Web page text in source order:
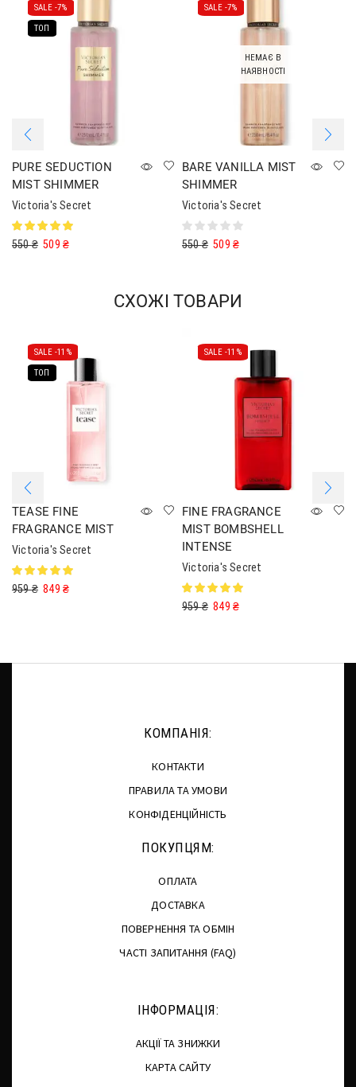
SALE -7%
ТОП
PURE SEDUCTION
MIST SHIMMER
Victoria's Secret
550₴ 509₴
SALE -7%
НЕМАЄ В
НАЯВНОСТІ
BARE VANILLA MIST
SHIMMER
Victoria's Secret
550₴ 509₴
СХОЖІ ТОВАРИ
SALE -11%
ТОП
TEASE FINE
FRAGRANCE MIST
Victoria's Secret
959₴ 849₴
SALE -11%
FINE FRAGRANCE
MIST BOMBSHELL
INTENSE
Victoria's Secret
959₴ 849₴
КОМПАНІЯ:
КОНТАКТИ
ПРАВИЛА ТА УМОВИ
КОНФІДЕНЦІЙНІСТЬ
ПОКУПЦЯМ:
ОПЛАТА
ДОСТАВКА
ПОВЕРНЕННЯ ТА ОБМІН
ЧАСТІ ЗАПИТАННЯ (FAQ)
ІНФОРМАЦІЯ:
АКЦІЇ ТА ЗНИЖКИ
КАРТА САЙТУ